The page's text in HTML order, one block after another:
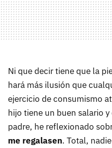
Ni que decir tiene que la
hará más ilusión que
ejercicio de consumismo
hijo tiene un buen salario
padre, he reflexionado
me regalasen. Total,